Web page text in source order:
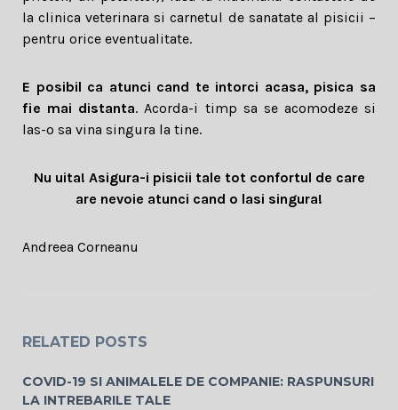
la clinica veterinara si carnetul de sanatate al pisicii –
pentru orice eventualitate.
E posibil ca atunci cand te intorci acasa, pisica sa
fie mai distanta. Acorda-i timp sa se acomodeze si
las-o sa vina singura la tine.
Nu uita! Asigura-i pisicii tale tot confortul de care
are nevoie atunci cand o lasi singura!
Andreea Corneanu
RELATED POSTS
COVID-19 SI ANIMALELE DE COMPANIE: RASPUNSURI
LA INTREBARILE TALE